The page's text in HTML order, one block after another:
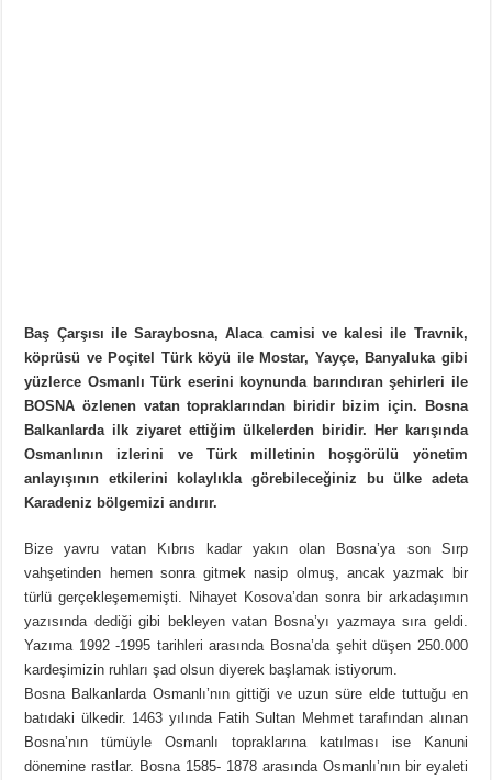
Baş Çarşısı ile Saraybosna, Alaca camisi ve kalesi ile Travnik,
köprüsü ve Poçitel Türk köyü ile Mostar, Yayçe, Banyaluka gibi
yüzlerce Osmanlı Türk eserini koynunda barındıran şehirleri ile
BOSNA özlenen vatan topraklarından biridir bizim için. Bosna
Balkanlarda ilk ziyaret ettiğim ülkelerden biridir. Her karışında
Osmanlının izlerini ve Türk milletinin hoşgörülü yönetim
anlayışının etkilerini kolaylıkla görebileceğiniz bu ülke adeta
Karadeniz bölgemizi andırır.
Bize yavru vatan Kıbrıs kadar yakın olan Bosna’ya son Sırp
vahşetinden hemen sonra gitmek nasip olmuş, ancak yazmak bir
türlü gerçekleşememişti. Nihayet Kosova’dan sonra bir arkadaşımın
yazısında dediği gibi bekleyen vatan Bosna’yı yazmaya sıra geldi.
Yazıma 1992 -1995 tarihleri arasında Bosna’da şehit düşen 250.000
kardeşimizin ruhları şad olsun diyerek başlamak istiyorum.
Bosna Balkanlarda Osmanlı’nın gittiği ve uzun süre elde tuttuğu en
batıdaki ülkedir. 1463 yılında Fatih Sultan Mehmet tarafından alınan
Bosna’nın tümüyle Osmanlı topraklarına katılması ise Kanuni
dönemine rastlar. Bosna 1585- 1878 arasında Osmanlı’nın bir eyaleti